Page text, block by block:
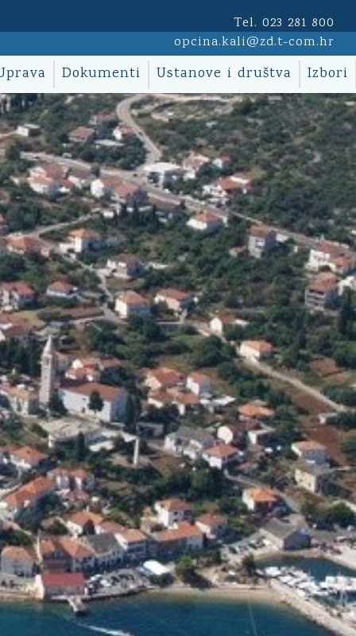
Tel. 023 281 800
opcina.kali@zd.t-com.hr
Dokumenti Ustanove i društva Izbori